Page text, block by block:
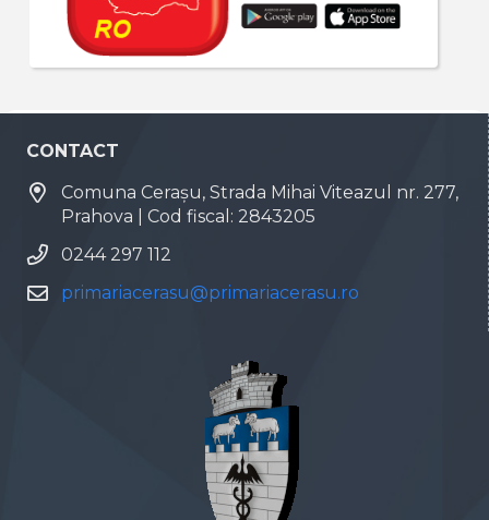
CONTACT
Comuna Cerașu, Strada Mihai Viteazul nr. 277,
Prahova | Cod fiscal: 2843205
0244 297 112
primariacerasu@primariacerasu.ro